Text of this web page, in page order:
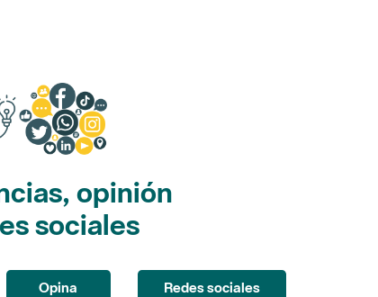
opinión
sociales
Opina Redes sociales